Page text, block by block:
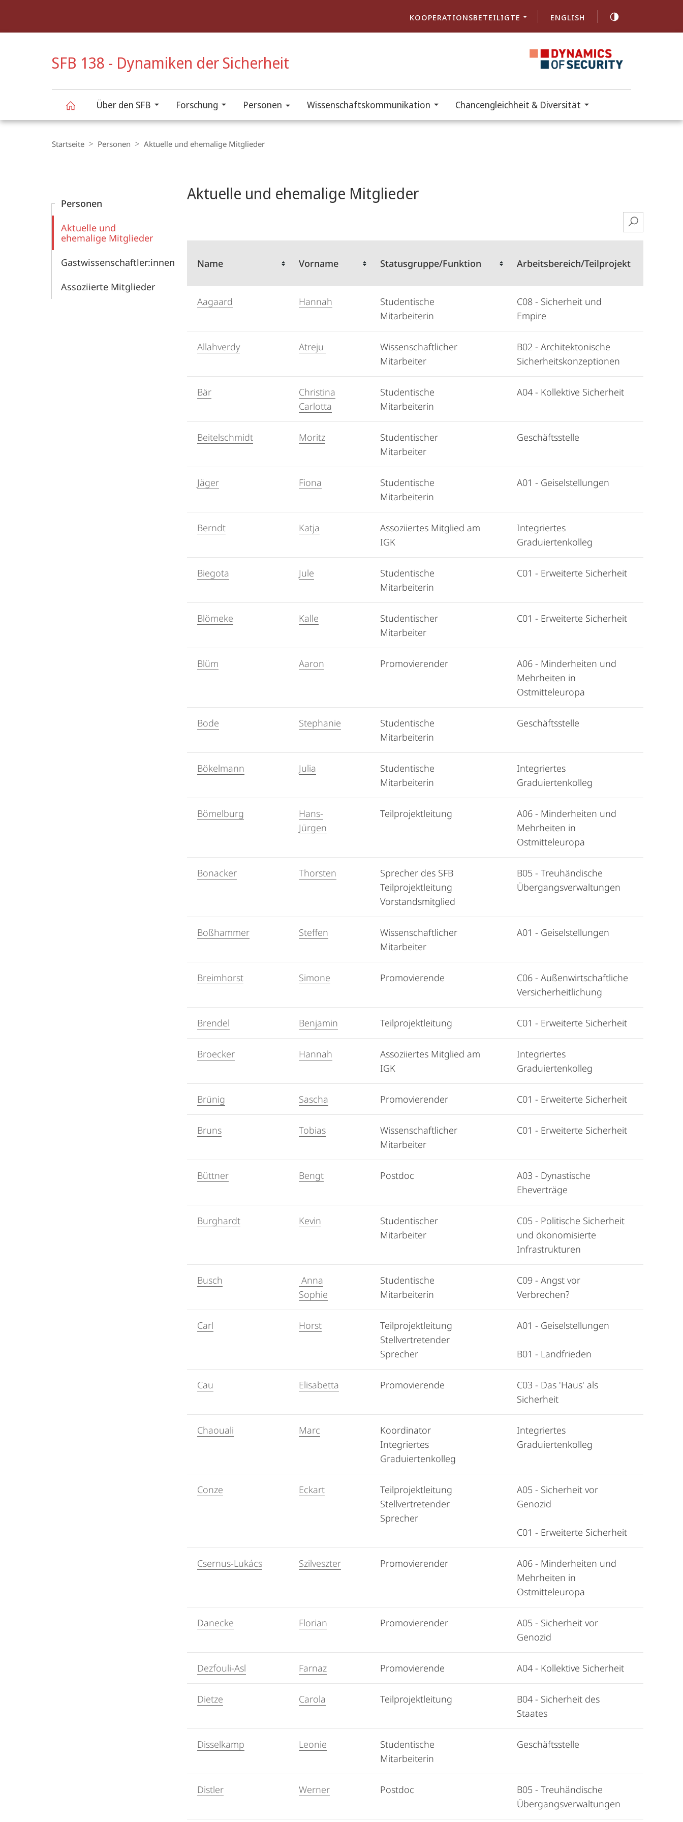
KOOPERATIONSBETEILIGTE ENGLISH
SFB 138 - Dynamiken der Sicherheit
Dynamiken
der
Sicherheit
Über den SFB Forschung Personen Wissenschaftskommunikation Chancengleichheit & Diversität
Navigation
Startseite Personen Aktuelle und ehemalige Mitglieder
Personen
Aktuelle und
ehemalige Mitglieder
Gastwissenschaftler:innen
Assoziierte Mitglieder
Aktuelle und ehemalige Mitglieder
Name Vorname Statusgruppe/Funktion Arbeitsbereich/Teilprojekt
Aagaard Hannah
Studentische
Mitarbeiterin
C08 - Sicherheit und
Empire
Allahverdy Atreju
Wissenschaftlicher
Mitarbeiter
B02 - Architektonische
Sicherheitskonzeptionen
Bär
Christina
Carlotta
Studentische
Mitarbeiterin
A04 - Kollektive Sicherheit
Beitelschmidt Moritz
Studentischer
Mitarbeiter
Geschäftsstelle
Jäger Fiona
Studentische
Mitarbeiterin
A01 - Geiselstellungen
Berndt Katja
Assoziiertes Mitglied am
IGK
Integriertes
Graduiertenkolleg
Biegota Jule
Studentische
Mitarbeiterin
C01 - Erweiterte Sicherheit
Blömeke Kalle
Studentischer
Mitarbeiter
C01 - Erweiterte Sicherheit
Blüm Aaron Promovierender
A06 - Minderheiten und
Mehrheiten in
Ostmitteleuropa
Bode Stephanie
Studentische
Mitarbeiterin
Geschäftsstelle
Bökelmann Julia
Studentische
Mitarbeiterin
Integriertes
Graduiertenkolleg
Bömelburg
Hans-
Jürgen
Teilprojektleitung
A06 - Minderheiten und
Mehrheiten in
Ostmitteleuropa
Bonacker Thorsten
Sprecher des SFB
Teilprojektleitung
Vorstandsmitglied
B05 - Treuhändische
Übergangsverwaltungen
Boßhammer Steffen
Wissenschaftlicher
Mitarbeiter
A01 - Geiselstellungen
Breimhorst Simone Promovierende
C06 - Außenwirtschaftliche
Versicherheitlichung
Brendel Benjamin Teilprojektleitung C01 - Erweiterte Sicherheit
Broecker Hannah
Assoziiertes Mitglied am
IGK
Integriertes
Graduiertenkolleg
Brünig Sascha Promovierender C01 - Erweiterte Sicherheit
Bruns Tobias
Wissenschaftlicher
Mitarbeiter
C01 - Erweiterte Sicherheit
Büttner Bengt Postdoc
A03 - Dynastische
Eheverträge
Burghardt Kevin
Studentischer
Mitarbeiter
C05 - Politische Sicherheit
und ökonomisierte
Infrastrukturen
Busch
Anna
Sophie
Studentische
Mitarbeiterin
C09 - Angst vor
Verbrechen?
Carl Horst
Teilprojektleitung
Stellvertretender
Sprecher
A01 - Geiselstellungen
B01 - Landfrieden
Cau Elisabetta Promovierende
C03 - Das 'Haus' als
Sicherheit
Chaouali Marc
Koordinator
Integriertes
Graduiertenkolleg
Integriertes
Graduiertenkolleg
Conze Eckart
Teilprojektleitung
Stellvertretender
Sprecher
A05 - Sicherheit vor
Genozid
C01 - Erweiterte Sicherheit
Csernus-Lukács Szilveszter Promovierender
A06 - Minderheiten und
Mehrheiten in
Ostmitteleuropa
Danecke Florian Promovierender
A05 - Sicherheit vor
Genozid
Dezfouli-Asl Farnaz Promovierende A04 - Kollektive Sicherheit
Dietze Carola Teilprojektleitung
B04 - Sicherheit des
Staates
Disselkamp Leonie
Studentische
Mitarbeiterin
Geschäftsstelle
Distler Werner Postdoc
B05 - Treuhändische
Übergangsverwaltungen